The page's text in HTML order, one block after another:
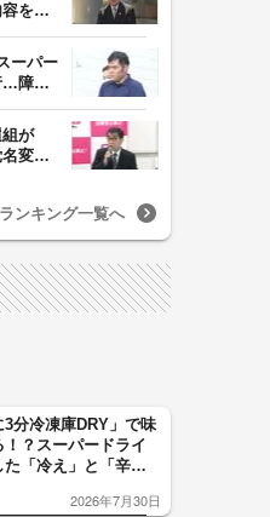
を説
ーパー
…障害
組が
名変
ランキング一覧へ
3分冷凍庫DRY」で味
！？スーパードライ
た「冷え」と「辛
カーブ」が飲み頃の
2026年7月30日